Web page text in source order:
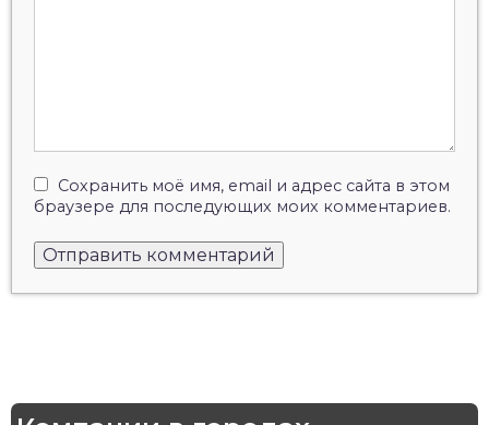
Сохранить моё имя, email и адрес сайта в этом
браузере для последующих моих комментариев.